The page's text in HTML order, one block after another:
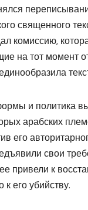
священного
комиссию,
на тот момент
и политика
арабских
его
свои
привели к
к его убийству.